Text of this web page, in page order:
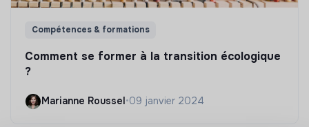
Compétences & formations
Comment se former à la transition écologique
?
Marianne Roussel•09 janvier 2024